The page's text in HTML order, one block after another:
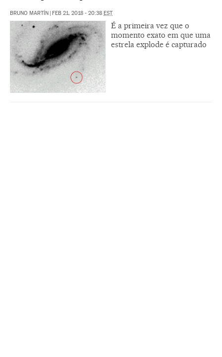
BRUNO MARTÍN FEB 21, 2018 - 20:38 EST
É a primeira vez que o
momento exato em que uma
estrela explode é capturado